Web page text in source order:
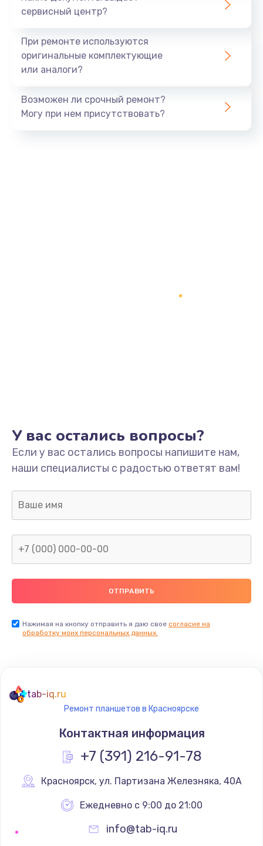
1000 руб.
Замена конденсаторов
2800 руб.
Прошивка / разблокировка
1500 руб.
1045 руб.
Восстановление данных
Заказать
Восстановление после попадания влаги
1700 руб.
Заказать
Замена заднего стекла
2500 руб.
Заказать
сервисный центр?
При ремонте используются
оригинальные комплектующие
или аналоги?
Возможен ли срочный ремонт?
Могу при нем присутствовать?
У вас остались вопросы?
Если у вас остались вопросы напишите нам,
наши специалисты с радостью ответят вам!
Нажимая на кнопку отправить я даю свое согласие на
обработку моих персональных данных.
tab-iq.ru
Ремонт планшетов в Красноярске
Контактная информация
+7 (391) 216-91-78
Красноярск, ул. Партизана Железняка, 40А
Ежедневно с 9:00 до 21:00
info@tab-iq.ru